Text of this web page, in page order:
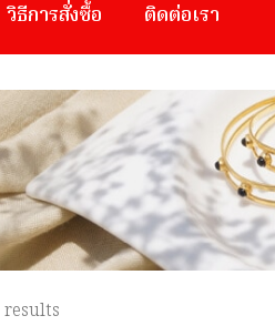
วิธีการสั่งซื้อ ติดต่อเรา
results